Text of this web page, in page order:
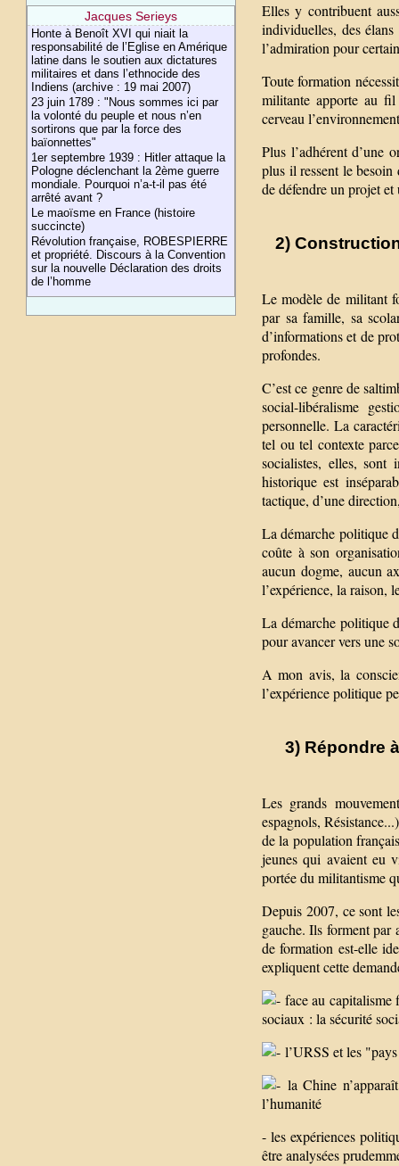
Jacques Serieys
Honte à Benoît XVI qui niait la
responsabilité de l’Eglise en Amérique
latine dans le soutien aux dictatures
militaires et dans l’ethnocide des
Indiens (archive : 19 mai 2007)
23 juin 1789 : "Nous sommes ici par
la volonté du peuple et nous n’en
sortirons que par la force des
baïonnettes"
1er septembre 1939 : Hitler attaque la
Pologne déclenchant la 2ème guerre
mondiale. Pourquoi n’a-t-il pas été
arrêté avant ?
Le maoïsme en France (histoire
succincte)
Révolution française, ROBESPIERRE
et propriété. Discours à la Convention
sur la nouvelle Déclaration des droits
de l’homme
Elles y contribuent
individuelles, des élans
l’admiration pour
Toute formation
militante apporte au
cerveau
Plus l’adhérent d’une
plus il ressent le
de défendre un projet
2)
Le modèle de militant
par sa famille, sa
d’informations et de
profondes.
C’est ce genre de
social-libéralisme
personnelle. La
tel ou tel contexte
socialistes, elles, sont
historique est
tactique, d’une
La démarche politique
coûte à son
aucun dogme, aucun
l’expérience, la raison,
La démarche politique
pour avancer vers une
A mon avis, la
l’expérience politique
3) Répondre
Les grands
espagnols,
de la population
jeunes qui avaient eu
portée du militantisme
Depuis 2007, ce sont
gauche. Ils forment par
de formation est-elle
expliquent cette
face au capitalisme
sociaux : la sécurité
l’URSS et les
la Chine
l’humanité
- les expériences
être analysées